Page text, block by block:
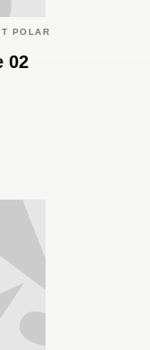
POLAR
02